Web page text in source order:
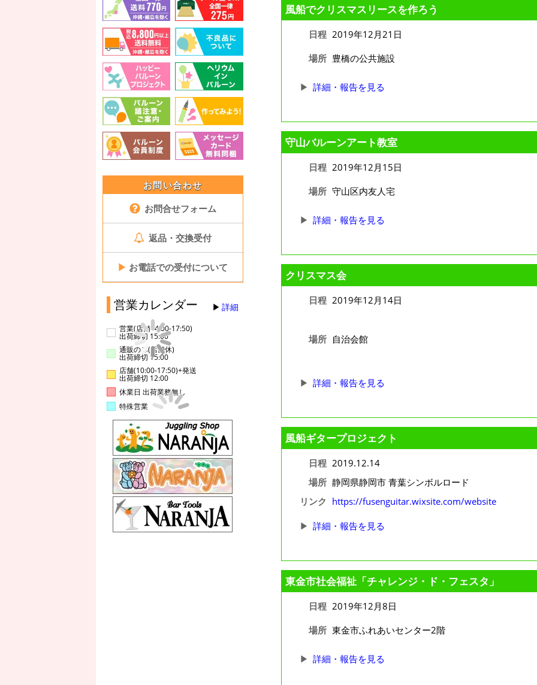
お問い合わせ
お問合せフォーム
返品・交換受付
▶ お電話での受付について
営業カレンダー 詳細
営業(店舗14:00-17:50)
出荷締切 15:00
通販のみ(店舗休)
出荷締切 15:00
店舗(10:00-17:50)+発送
出荷締切 12:00
休業日 出荷業務無し
特殊営業
風船でクリスマスリースを作ろう
日程 2019年12月21日
場所 豊橋の公共施設
詳細・報告を見る
守山バルーンアート教室
日程 2019年12月15日
場所 守山区内友人宅
詳細・報告を見る
クリスマス会
日程 2019年12月14日
場所 自治会館
詳細・報告を見る
風船ギタープロジェクト
日程 2019.12.14
場所 静岡県静岡市 青葉シンボルロード
リンク https://fusenguitar.wixsite.com/website
詳細・報告を見る
東金市社会福祉「チャレンジ・ド・フェスタ」
日程 2019年12月8日
場所 東金市ふれあいセンター2階
詳細・報告を見る